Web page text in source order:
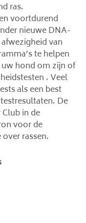
ras.
voortdurend
nieuwe DNA-
van
te helpen
uw hond om zijn of
. Veel
als een best
De
in de
voor de
rassen.